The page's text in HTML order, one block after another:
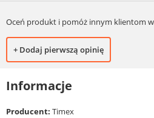
Oceń produkt i pomóż innym klientom
+ Dodaj pierwszą opinię
Informacje
Producent: Timex